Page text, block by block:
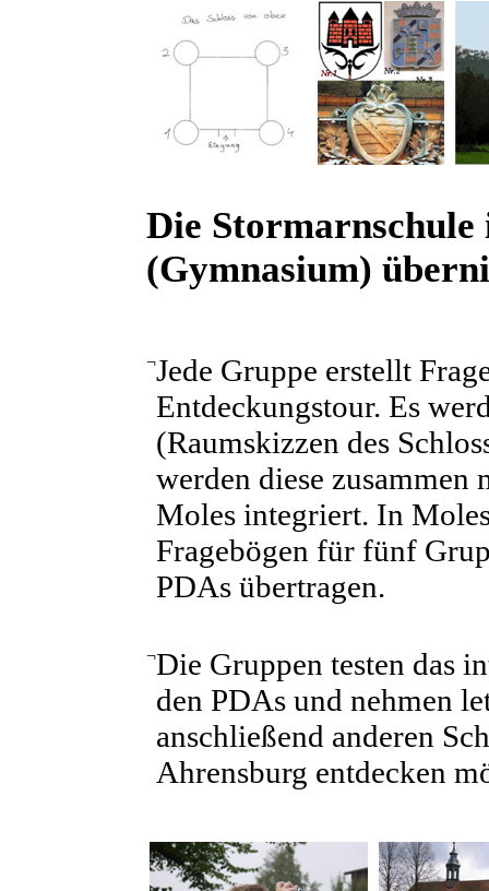
Die
(Gymnasium)
¬Jede Gruppe erstellt
Entdeckungstour. Es
(Raumskizzen des
werden diese
Moles integriert. In
Fragebögen für fünf
PDAs übertragen.
¬Die Gruppen testen das
den PDAs und nehmen
anschließend anderen
Ahrensburg entdecken